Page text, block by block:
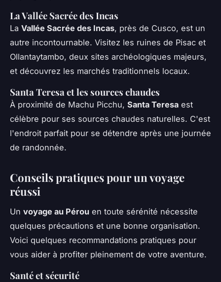
La Vallée Sacrée des Incas
La Vallée Sacrée des Incas, près de Cusco, est un
autre incontournable. Visitez les ruines de Pisac et
Ollantaytambo, deux sites archéologiques majeurs,
et découvrez les marchés traditionnels locaux.
Santa Teresa et les sources chaudes
À proximité de Machu Picchu, Santa Teresa est
célèbre pour ses sources chaudes naturelles. C'est
l'endroit parfait pour se détendre après une journée
de randonnée.
Conseils pratiques pour un voyage
réussi
Un voyage au Pérou en toute sérénité nécessite
quelques précautions et une bonne organisation.
Voici quelques recommandations pratiques pour
vous aider à profiter pleinement de votre aventure.
Santé et sécurité